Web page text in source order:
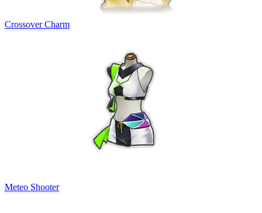
Crossover Charm
Meteo Shooter